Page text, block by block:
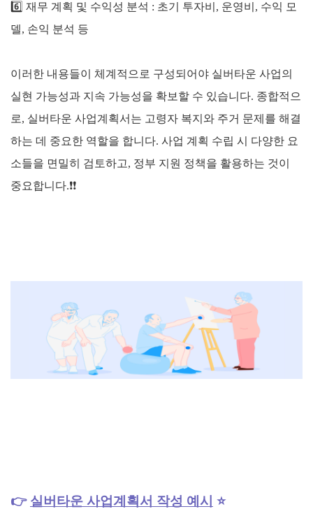
6️⃣ 재무 계획 및 수익성 분석 : 초기 투자비, 운영비, 수익 모
델, 손익 분석 등
이러한 내용들이 체계적으로 구성되어야 실버타운 사업의
실현 가능성과 지속 가능성을 확보할 수 있습니다. 종합적으
로, 실버타운 사업계획서는 고령자 복지와 주거 문제를 해결
하는 데 중요한 역할을 합니다. 사업 계획 수립 시 다양한 요
소들을 면밀히 검토하고, 정부 지원 정책을 활용하는 것이
중요합니다.❗❗
👉 실버타운 사업계획서 작성 예시 ⭐